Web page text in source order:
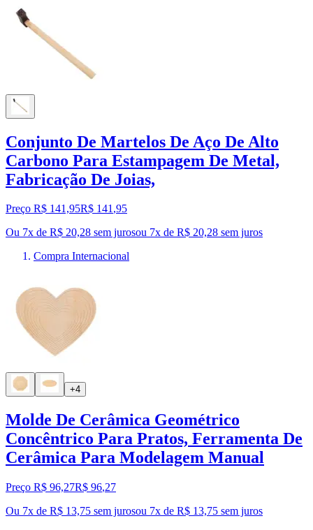
Conjunto De Martelos De Aço De Alto
Carbono Para Estampagem De Metal,
Fabricação De Joias,
Preço R$ 141,95R$ 141,95
Ou 7x de R$ 20,28 sem jurosou 7x de R$ 20,28 sem juros
Compra Internacional
+4
Molde De Cerâmica Geométrico
Concêntrico Para Pratos, Ferramenta De
Cerâmica Para Modelagem Manual
Preço R$ 96,27R$ 96,27
Ou 7x de R$ 13,75 sem jurosou 7x de R$ 13,75 sem juros